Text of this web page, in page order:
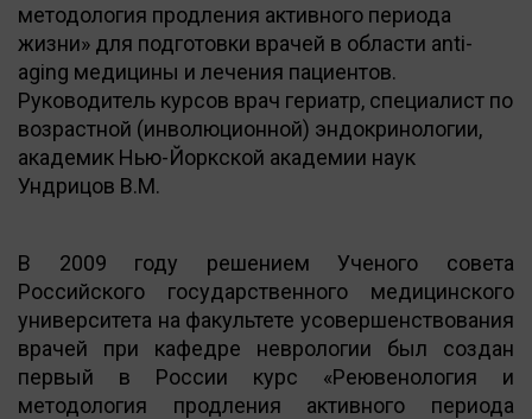
методология продления активного периода
жизни» для подготовки врачей в области anti-
aging медицины и лечения пациентов.
Руководитель курсов врач гериатр, специалист по
возрастной (инволюционной) эндокринологии,
академик Нью-Йоркской академии наук
Ундрицов В.М.
В 2009 году решением Ученого совета
Российского государственного медицинского
университета на факультете усовершенствования
врачей при кафедре неврологии был создан
первый в России курс «Реювенология и
методология продления активного периода